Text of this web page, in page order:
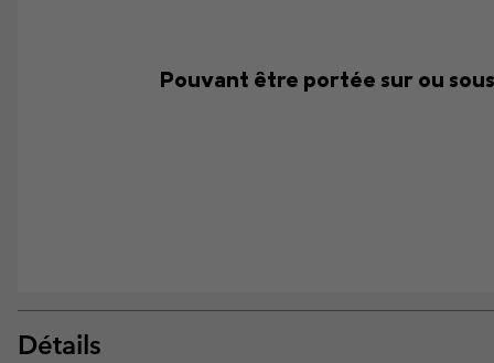
Pouvant être portée sur ou
Détails